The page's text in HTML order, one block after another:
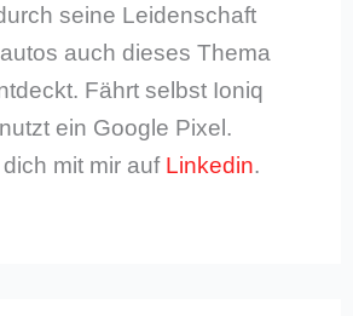
seine Leidenschaft
auch dieses Thema
Fährt selbst Ioniq
ein Google Pixel.
mit mir auf Linkedin.